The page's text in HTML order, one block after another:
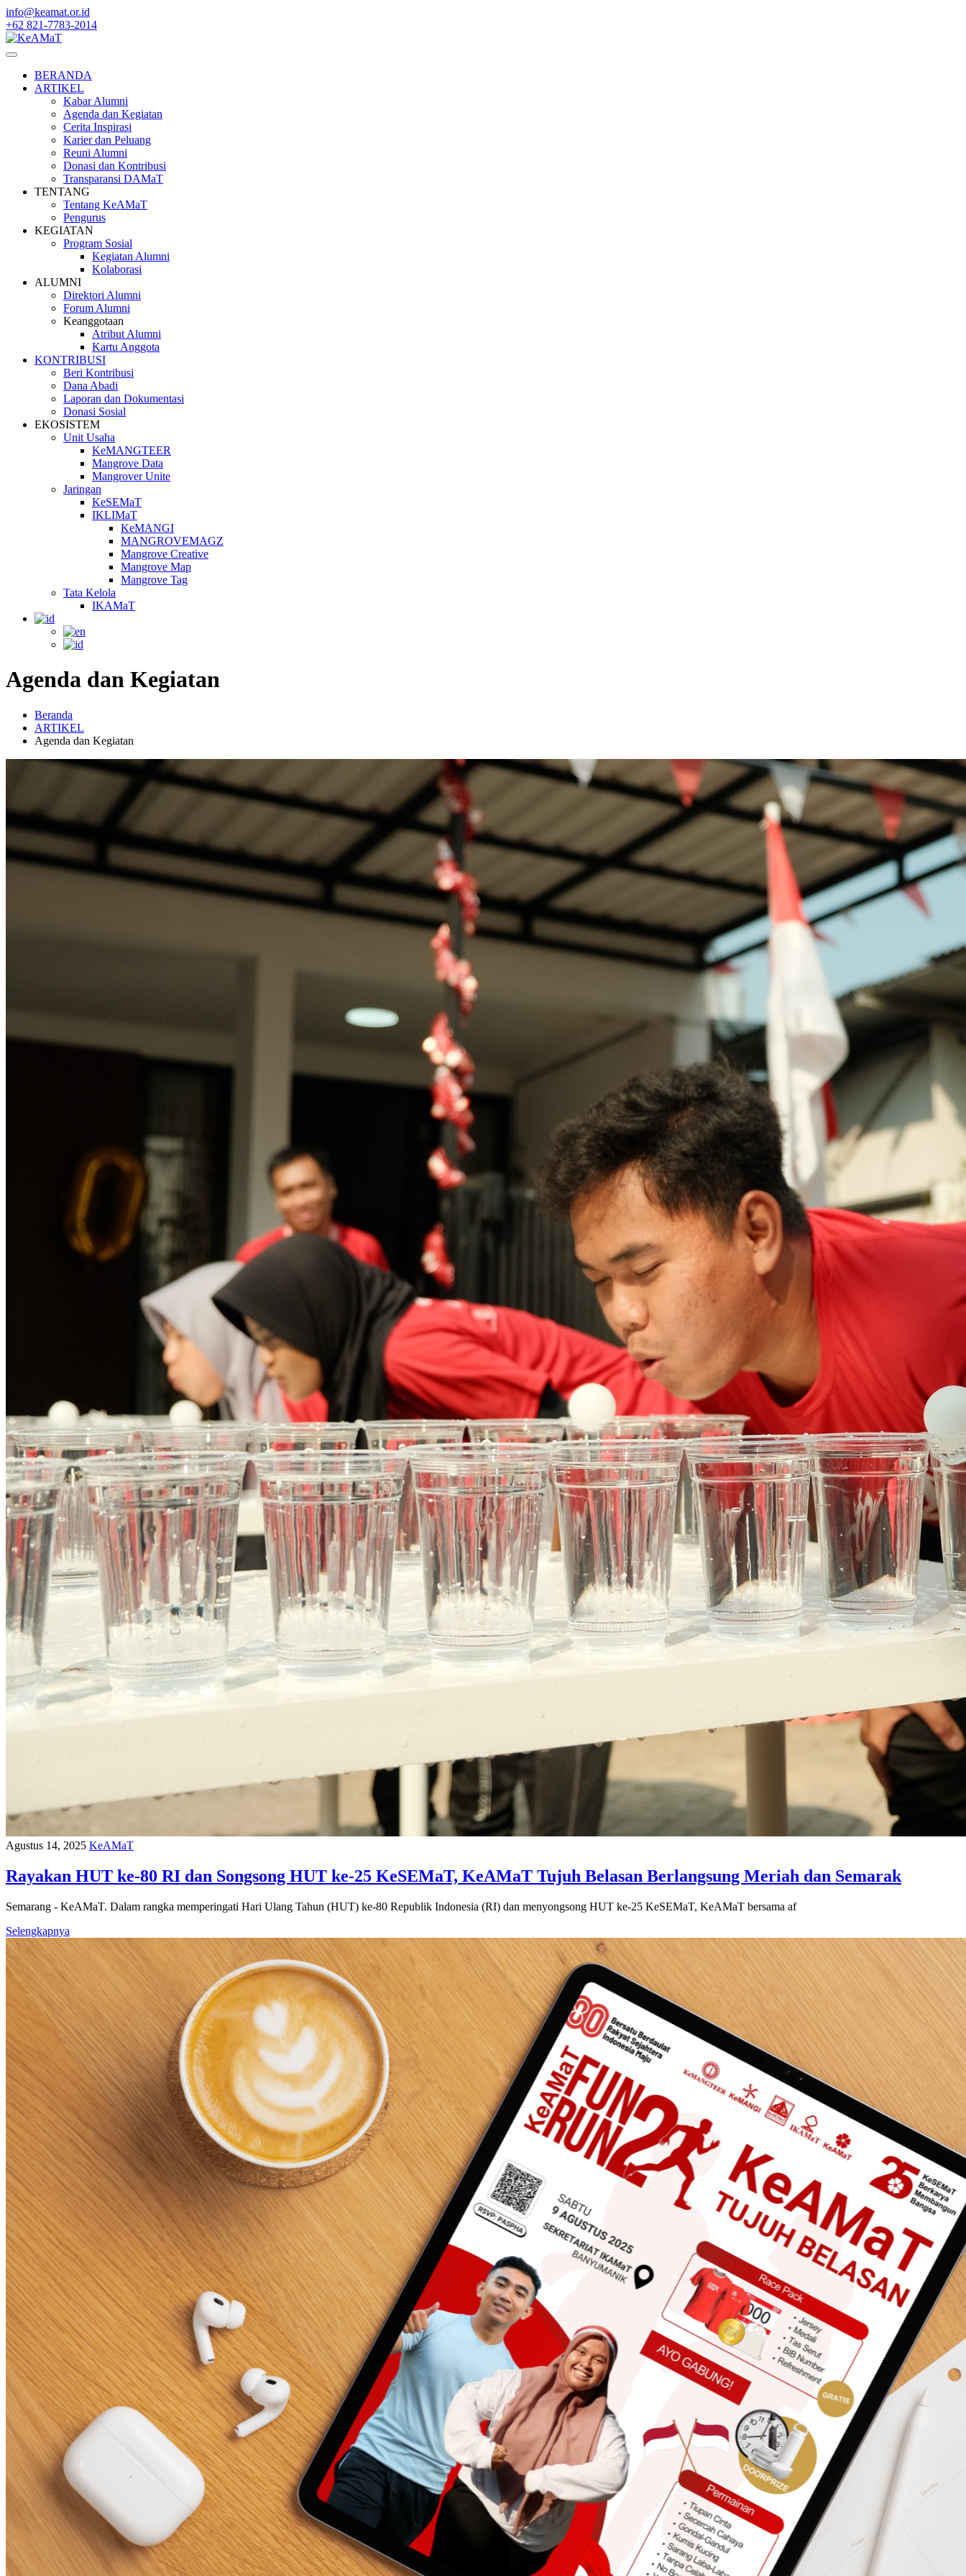
Skip
to
content
info@keamat.or.id
+62 821-7783-2014
BERANDA
ARTIKEL
Kabar Alumni
Agenda dan Kegiatan
Cerita Inspirasi
Karier dan Peluang
Reuni Alumni
Donasi dan Kontribusi
Transparansi DAMaT
TENTANG
Tentang KeAMaT
Pengurus
KEGIATAN
Program Sosial
Kegiatan Alumni
Kolaborasi
ALUMNI
Direktori Alumni
Forum Alumni
Keanggotaan
Atribut Alumni
Kartu Anggota
KONTRIBUSI
Beri Kontribusi
Dana Abadi
Laporan dan Dokumentasi
Donasi Sosial
EKOSISTEM
Unit Usaha
KeMANGTEER
Mangrove Data
Mangrover Unite
Jaringan
KeSEMaT
IKLIMaT
KeMANGI
MANGROVEMAGZ
Mangrove Creative
Mangrove Map
Mangrove Tag
Tata Kelola
IKAMaT
Agenda dan Kegiatan
Beranda
ARTIKEL
Agenda dan Kegiatan
Agustus 14, 2025 KeAMaT
Rayakan HUT ke-80 RI dan Songsong HUT ke-25 KeSEMaT, KeAMaT Tujuh Belasan Berlangsung Meriah dan Semarak
Semarang - KeAMaT. Dalam rangka memperingati Hari Ulang Tahun (HUT) ke-80 Republik Indonesia (RI) dan menyongsong HUT ke-25 KeSEMaT, KeAMaT bersama af
Selengkapnya